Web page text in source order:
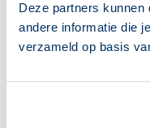
Deze partners kunnen
andere informatie die
verzameld op basis